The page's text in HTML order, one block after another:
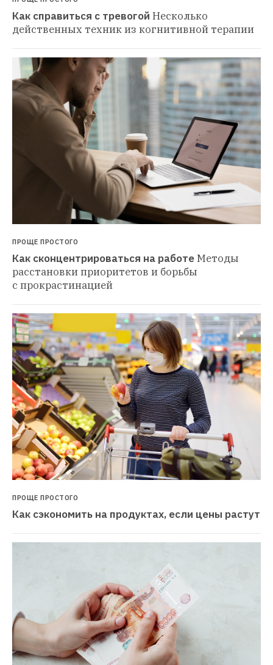
Как справиться с тревогой Несколько
действенных техник из когнитивной терапии
ПРОЩЕ ПРОСТОГО
Как сконцентрироваться на работеМетоды
расстановки приоритетов и борьбы
с прокрастинацией
ПРОЩЕ ПРОСТОГО
Как сэкономить на продуктах, если цены растут